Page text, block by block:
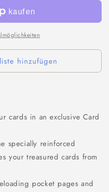
hinzufügen
cards in an exclusive Card
specially reinforced
your treasured cards from
pocket pages and